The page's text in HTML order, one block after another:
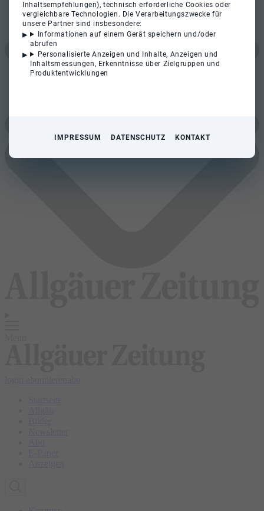
Inhaltsempfehlungen), technisch erforderliche Cookies oder
vergleichbare Technologien. Die Verarbeitungszwecke für
unsere Partner sind insbesondere:
Informationen auf einem Gerät speichern und/oder
abrufen
Personalisierte Anzeigen und Inhalte, Anzeigen und
Inhaltsmessungen, Erkenntnisse über Zielgruppen und
Produktentwicklungen
IMPRESSUM DATENSCHUTZ KONTAKT